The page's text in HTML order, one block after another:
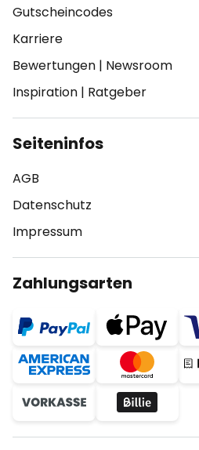
Gutscheincodes
Karriere
Bewertungen | Newsroom
Inspiration | Ratgeber
Seiteninfos
AGB
Datenschutz
Impressum
Zahlungsarten